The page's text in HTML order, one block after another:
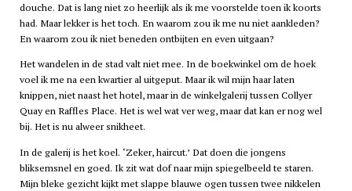
douche. Dat is lang niet zo heerlijk als ik me voorstelde toen ik koorts
had. Maar lekker is het toch. En waarom zou ik me nu niet aankleden?
En waarom zou ik niet beneden ontbijten en even uitgaan?
Het wandelen in de stad valt niet mee. In de boekwinkel om de hoek
voel ik me na een kwartier al uitgeput. Maar ik wil mijn haar laten
knippen, niet naast het hotel, maar in de winkelgalerij tussen Collyer
Quay en Raffles Place. Het is wel wat ver weg, maar dat kan er nog wel
bij. Het is nu alweer snikheet.
In de galerij is het koel. ‘Zeker, haircut.’ Dat doen die jongens
bliksemsnel en goed. Ik zit wat dof naar mijn spiegelbeeld te staren.
Mijn bleke gezicht kijkt met slappe blauwe ogen tussen twee nikkelen